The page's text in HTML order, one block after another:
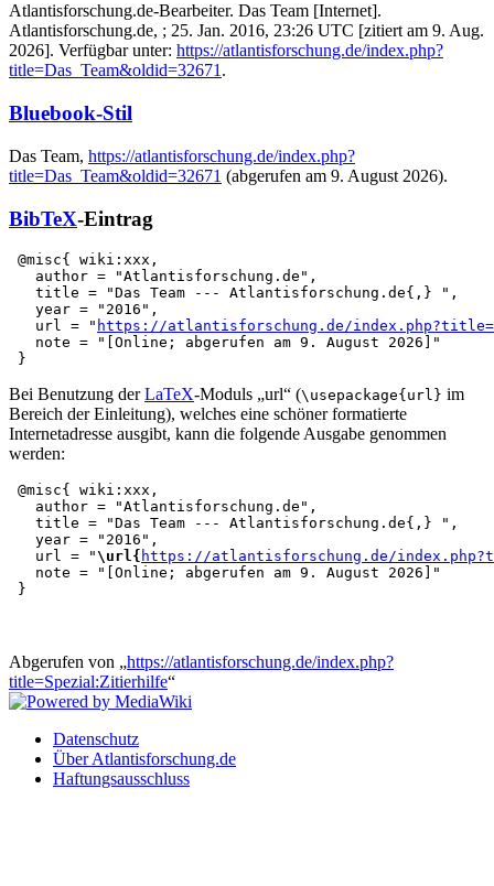
Atlantisforschung.de-Bearbeiter. Das Team [Internet].
Atlantisforschung.de, ; 25. Jan. 2016, 23:26 UTC [zitiert am 9. Aug.
2026]. Verfügbar unter: https://atlantisforschung.de/index.php?
title=Das_Team&oldid=32671.
Bluebook-Stil
Das Team, https://atlantisforschung.de/index.php?
title=Das_Team&oldid=32671 (abgerufen am 9. August 2026).
BibTeX-Eintrag
@misc{ wiki:xxx,
   author = "Atlantisforschung.de",
   title = "Das Team --- Atlantisforschung.de{,} ",
   year = "2016",
   url = "
https://atlantisforschung.de/
   note = "[Online; abgerufen am 9. August 2026]"
Bei Benutzung derLaTeX-Moduls „url“ (\usepackage{url} im
Bereich der Einleitung), welches eine schöner formatierte
Internetadresse ausgibt, kann die folgende Ausgabe genommen
werden:
@misc{ wiki:xxx,
   author = "Atlantisforschung.de",
   title = "Das Team --- Atlantisforschung.de{,} ",
   year = "2016",
   url = "
\url{ https://atlantisforschung.de/
   note = "[Online; abgerufen am 9. August 2026]"
Abgerufen von „https://atlantisforschung.de/index.php?
title=Spezial:Zitierhilfe“
Datenschutz
Über Atlantisforschung.de
Haftungsausschluss